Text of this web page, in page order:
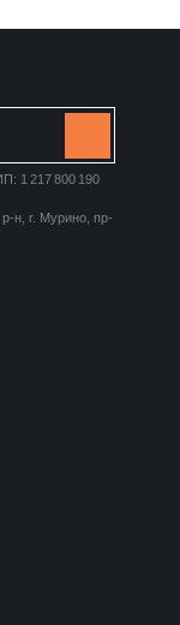
1 217 800 190
н, г. Мурино, пр-